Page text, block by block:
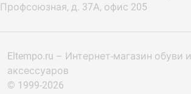
Профсоюзная, д. 37А, офис 205
Eltempo.ru – Интернет-магазин обуви и
аксессуаров
© 1999-2026